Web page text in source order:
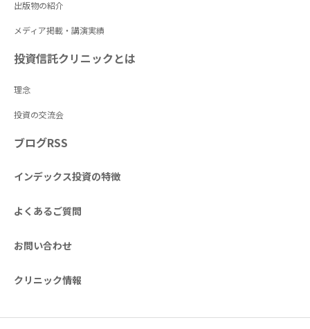
出版物の紹介
メディア掲載・講演実績
投資信託クリニックとは
理念
投資の交流会
ブログRSS
インデックス投資の特徴
よくあるご質問
お問い合わせ
クリニック情報